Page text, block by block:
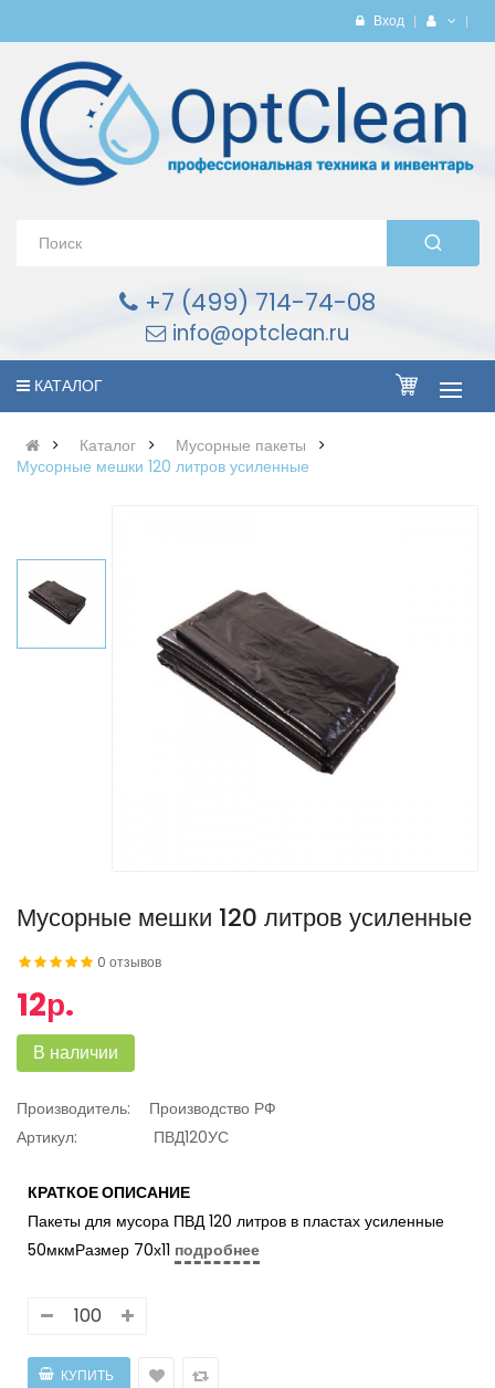
Вход
+7 (499) 714-74-08
info@optclean.ru
КАТАЛОГ
Каталог
Мусорные пакеты
Мусорные мешки 120 литров усиленные
Мусорные мешки 120 литров усиленные
0 отзывов
12р.
В наличии
Производитель:
Производство РФ
Артикул:
ПВД120УС
КРАТКОЕ ОПИСАНИЕ
Пакеты для мусора ПВД 120 литров в пластах усиленные
50мкмРазмер 70х11 подробнее